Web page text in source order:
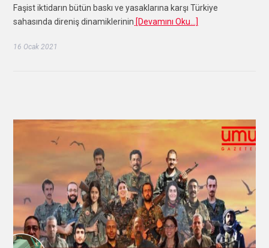
Faşist iktidarın bütün baskı ve yasaklarına karşı Türkiye
sahasında direniş dinamiklerinin [Devamını Oku…]
16 Ocak 2021